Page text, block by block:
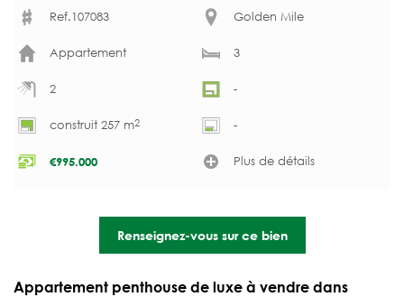
Ref.107083 Golden Mile
Appartement 3
2 -
construit 257 m2 -
€995.000 Plus de détails
Renseignez-vous sur ce bien
Appartement penthouse de luxe à vendre dans